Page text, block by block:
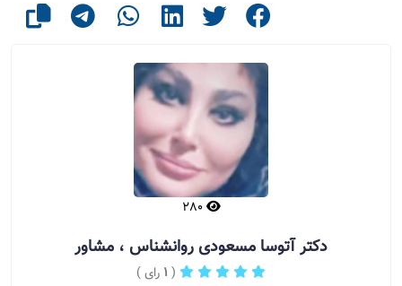
280
دکتر آتوسا مسعودی روانشناس ، مشاور
(
1 رای )